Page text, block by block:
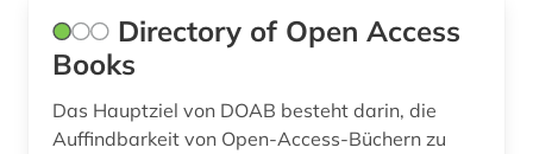
Directory of Open Access
Books
Das Hauptziel von DOAB besteht darin, die
Auffindbarkeit von Open-Access-Büchern zu